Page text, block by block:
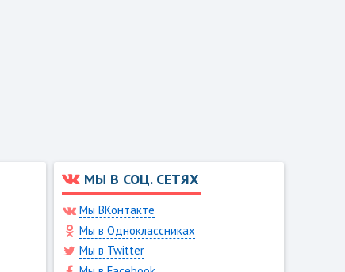
МЫ В СОЦ. СЕТЯХ
Мы ВКонтакте
Мы в Одноклассниках
Мы в Twitter